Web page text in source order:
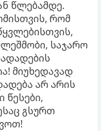
წლებამდე.
რომ
საჯარო
მიუხედავად
არ არის
წესები,
გსურთ